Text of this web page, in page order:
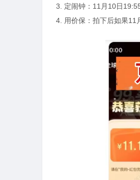
定闹钟：11月10日
用价保：拍下后如果11